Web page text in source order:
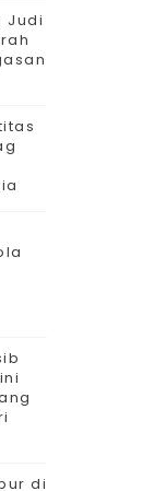
Judi
di